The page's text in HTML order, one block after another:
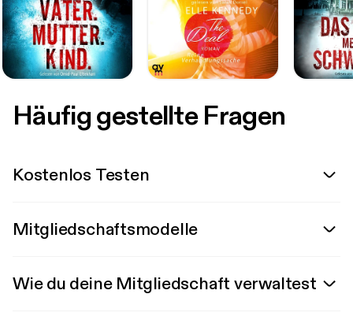
Häufig gestellte Fragen
Kostenlos Testen
Mitgliedschaftsmodelle
Wie du deine Mitgliedschaft verwaltest